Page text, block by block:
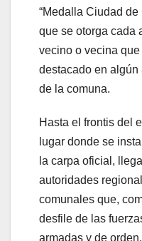
“Medalla Ciudad de
que se otorga cada
vecino o vecina que
destacado en algún
de la comuna.
Hasta el frontis del
lugar donde se
la carpa oficial,
autoridades
comunales que,
desfile de las
armadas y de